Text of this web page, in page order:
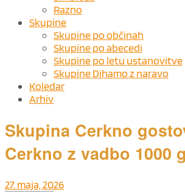
Razno
Skupine
Skupine po občinah
Skupine po abecedi
Skupine po letu ustanovitve
Skupine Dihamo z naravo
Koledar
Arhiv
Skupina Cerkno
Cerkno z vadbo 1000
27. maja, 2026